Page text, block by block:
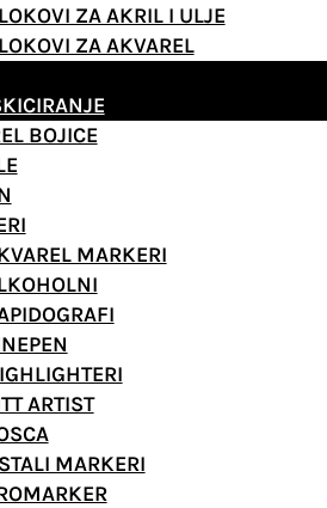
ZA AKRIL I ULJE
ZA AKVAREL
BOJICE
MARKERI
ARTIST
MARKERI